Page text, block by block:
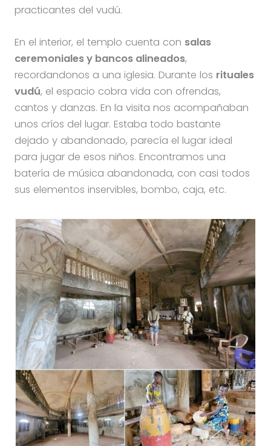
practicantes del vudú.
En el interior, el templo cuenta con salas
ceremoniales y bancos alineados,
recordandonos a una iglesia. Durante los rituales
vudú, el espacio cobra vida con ofrendas,
cantos y danzas. En la visita nos acompañaban
unos críos del lugar. Estaba todo bastante
dejado y abandonado, parecía el lugar ideal
para jugar de esos niños. Encontramos una
batería de música abandonada, con casi todos
sus elementos inservibles, bombo, caja, etc.